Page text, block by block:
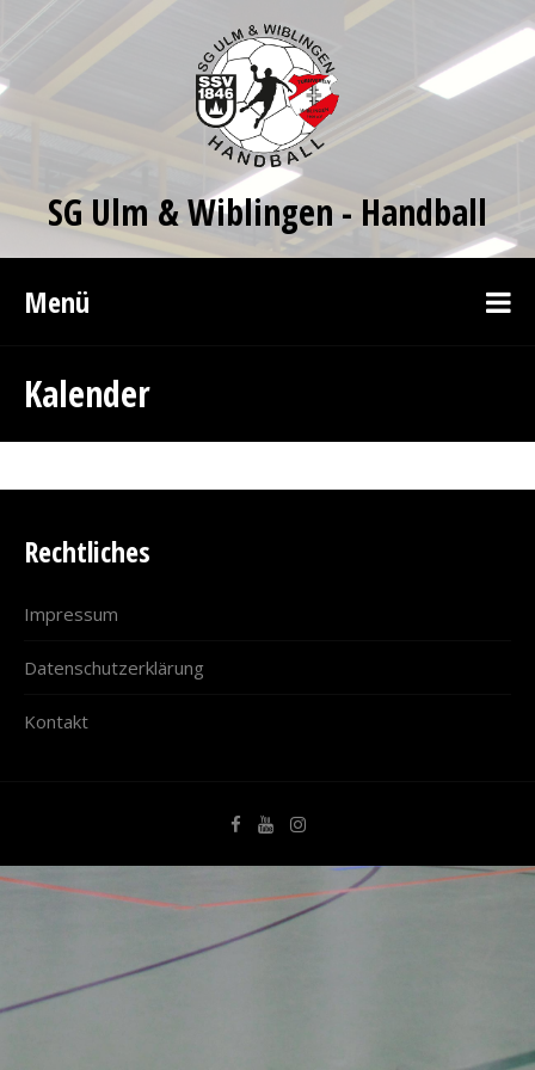
SG Ulm & Wiblingen - Handball
Menü
Kalender
Rechtliches
Impressum
Datenschutzerklärung
Kontakt